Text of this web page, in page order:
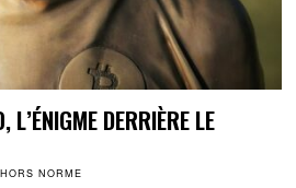
DERRIÈRE LE
HORS NORME